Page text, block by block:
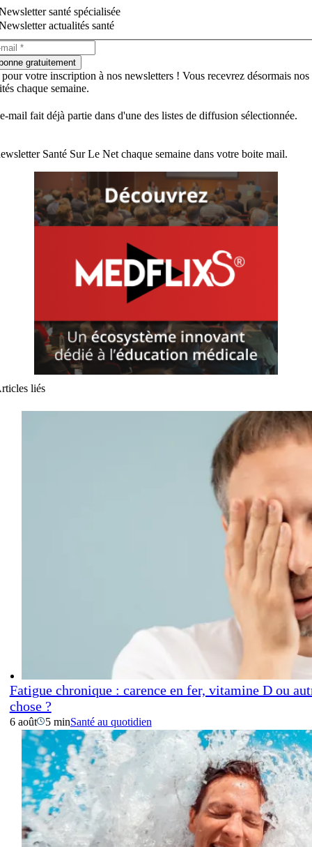
santé spécialisée
actualités santé
gratuitement
votre inscription à nos newsletters ! Vous recevrez désormais nos
chaque semaine.
mail fait déjà partie dans d'une des listes de diffusion sélectionnée.
Santé Sur Le Net chaque semaine dans votre boite mail.
liés
Fatigue chronique : carence en fer, vitamine D ou
chose ?
6 août 5 minSanté au quotidien